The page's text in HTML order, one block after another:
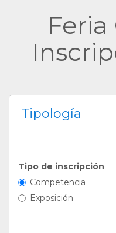
Feria
Tipología
Tipo de inscripción
Competencia
Exposición